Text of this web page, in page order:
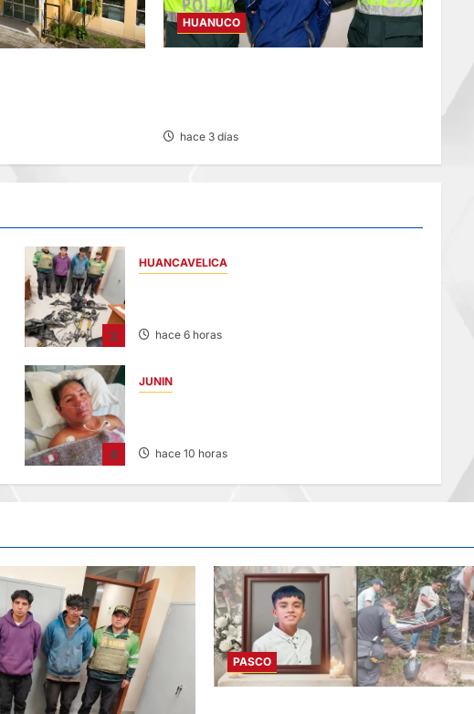
HUANUCO
hace 3 días
2
HUANCAVELICA
hace 6 horas
4
JUNIN
hace 10 horas
PASCO